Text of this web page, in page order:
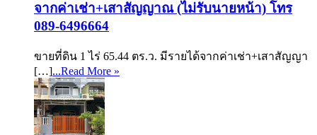
จากค่าเช่า+เสาสัญญาณ (ไม่รับนายหน้า) โทร
089-6496664
ขายที่ดิน 1 ไร่ 65.44 ตร.ว. มีรายได้จากค่าเช่า+เสาสัญญา
[…]...Read More »